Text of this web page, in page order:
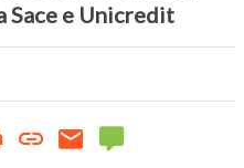
Sace e Unicredit